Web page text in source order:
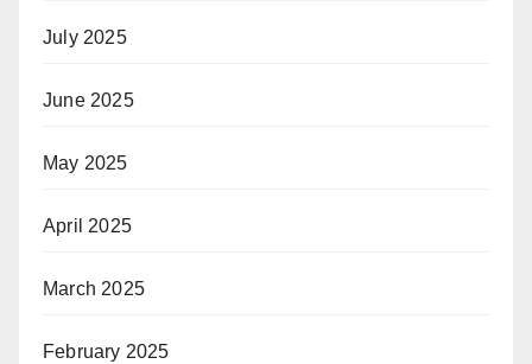
July 2025
June 2025
May 2025
April 2025
March 2025
February 2025